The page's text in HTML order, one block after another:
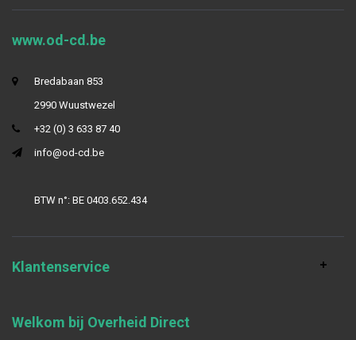
www.od-cd.be
Bredabaan 853
2990 Wuustwezel
+32 (0) 3 633 87 40
info@od-cd.be
BTW n°: BE 0403.652.434
Klantenservice
Welkom bij Overheid Direct